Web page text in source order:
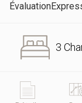
3